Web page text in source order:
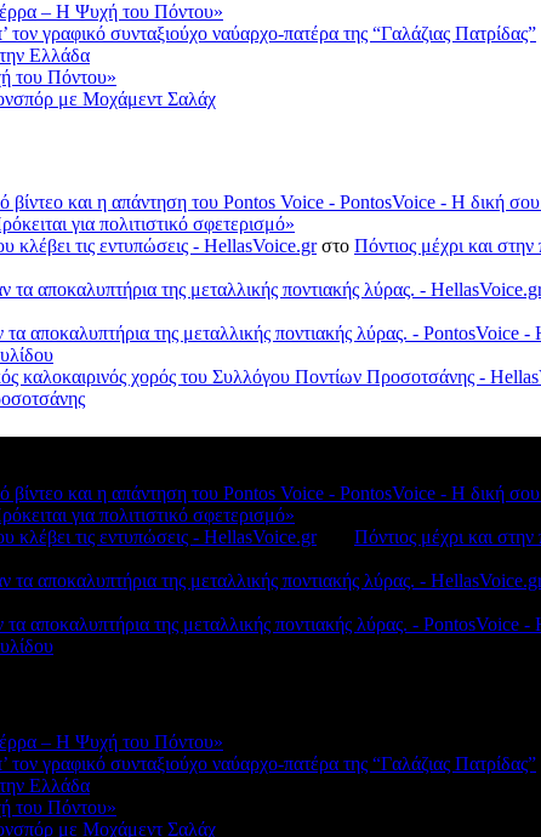
– Η Ψυχή του Πόντου»
γραφικό συνταξιούχο ναύαρχο-πατέρα της “Γαλάζιας Πατρίδας”
Ελλάδα
του Πόντου»
με Μοχάμεντ Σαλάχ
βίντεο και η απάντηση του Pontos Voice - PontosVoice - H
για πολιτιστικό σφετερισμό»
κλέβει τις εντυπώσεις - HellasVoice.grστο Πόντιος μέχρι και
αποκαλυπτήρια της μεταλλικής ποντιακής λύρας. -
αποκαλυπτήρια της μεταλλικής ποντιακής λύρας. -
καλοκαιρινός χορός του Συλλόγου Ποντίων Προσοτσάνης -
βίντεο και η απάντηση του Pontos Voice - PontosVoice - H
για πολιτιστικό σφετερισμό»
κλέβει τις εντυπώσεις - HellasVoice.grστο Πόντιος μέχρι και
αποκαλυπτήρια της μεταλλικής ποντιακής λύρας. -
αποκαλυπτήρια της μεταλλικής ποντιακής λύρας. -
– Η Ψυχή του Πόντου»
γραφικό συνταξιούχο ναύαρχο-πατέρα της “Γαλάζιας Πατρίδας”
Ελλάδα
του Πόντου»
με Μοχάμεντ Σαλάχ